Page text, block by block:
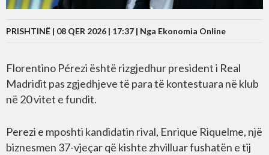
PRISHTINË | 08 QER 2026 | 17:37 | Nga Ekonomia Online
Florentino Pérezi është rizgjedhur president i Real
Madridit pas zgjedhjeve të para të kontestuara në klub
në 20 vitet e fundit.
Perezi e mposhti kandidatin rival, Enrique Riquelme, një
biznesmen 37-vjeçar që kishte zhvilluar fushatën e tij